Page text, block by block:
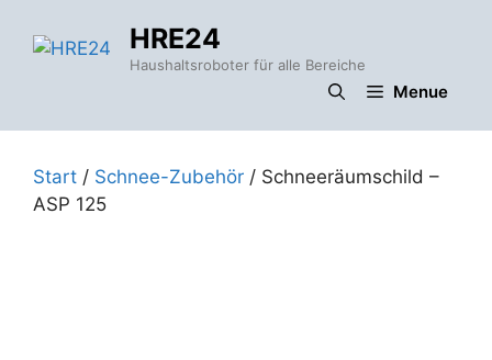
Inhalt
HRE24
Haushaltsroboter für alle Bereiche
Menue
Start / Schnee-Zubehör / Schneeräumschild –
ASP 125